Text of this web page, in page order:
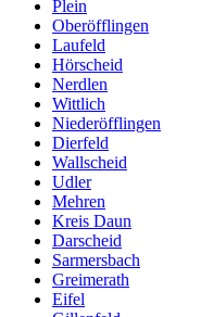
Plein
Oberöfflingen
Laufeld
Hörscheid
Nerdlen
Wittlich
Niederöfflingen
Dierfeld
Wallscheid
Udler
Mehren
Kreis Daun
Darscheid
Sarmersbach
Greimerath
Eifel